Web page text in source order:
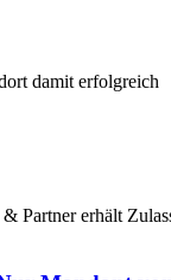
damit erfolgreich
Partner erhält